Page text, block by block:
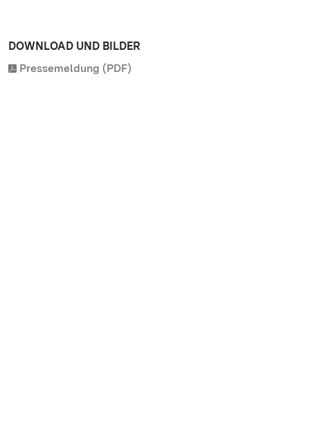
DOWNLOAD UND BILDER
Pressemeldung (PDF)